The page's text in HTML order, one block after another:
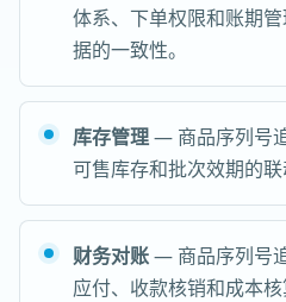
体系、下单权限和账期
据的一致性。
库存管理— 商品序列号
可售库存和批次效期的
财务对账— 商品序列号
应付、收款核销和成本